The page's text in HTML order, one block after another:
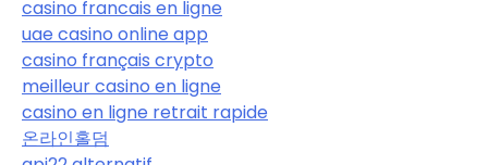
casino francais en ligne
uae casino online app
casino français crypto
meilleur casino en ligne
casino en ligne retrait rapide
온라인홀덤